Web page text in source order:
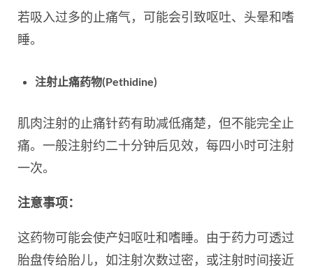
若吸入过多的止痛气，可能会引致呕吐、头晕和嗜
睡。
注射止痛药物(Pethidine)
肌肉注射的止痛针药有助减低痛楚，但不能完全止
痛。一般注射约二十分钟后见效，每四小时可注射
一次。
注意事项：
这药物可能会使产妇呕吐和嗜睡。由于药力可透过
胎盘传给胎儿，如注射次数过密，或注射时间接近